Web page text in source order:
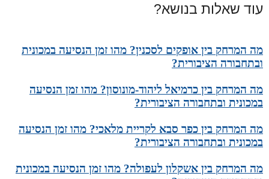
עוד שאלות בנושא?
מה המרחק בין אופקים לסכנין? מהו זמן הנסיעה במכונית
ובתחבורה הציבורית?
מה המרחק בין כרמיאל ליהוד-מונוסון? מהו זמן הנסיעה
במכונית ובתחבורה הציבורית?
מה המרחק בין כפר סבא לקריית מלאכי? מהו זמן הנסיעה
במכונית ובתחבורה הציבורית?
מה המרחק בין אשקלון לעפולה? מהו זמן הנסיעה במכונית